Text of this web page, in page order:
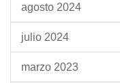
agosto 2024
julio 2024
marzo 2023